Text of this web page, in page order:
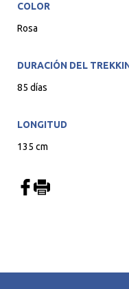
COLOR
Rosa
DURACIÓN DEL
85 días
LONGITUD
135 cm